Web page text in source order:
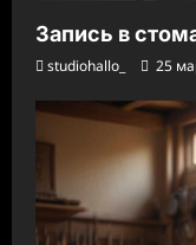
Запись в
studiohallo_ 25